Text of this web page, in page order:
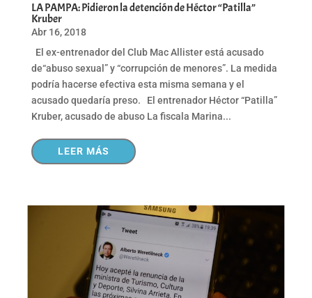
LA PAMPA: Pidieron la detención de Héctor “Patilla”
Kruber
Abr 16, 2018
El ex-entrenador del Club Mac Allister está acusado
de“abuso sexual” y “corrupción de menores”. La medida
podría hacerse efectiva esta misma semana y el
acusado quedaría preso. El entrenador Héctor “Patilla”
Kruber, acusado de abuso La fiscala Marina...
LEER MÁS